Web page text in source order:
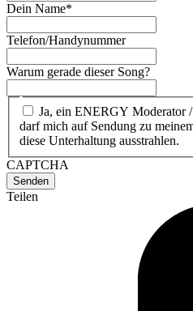
Dein Name*
Telefon/Handynummer
Warum gerade dieser Song?
Ja, ein ENERGY Moderator
darf mich auf Sendung zu
diese Unterhaltung ausstrahlen.
CAPTCHA
Teilen